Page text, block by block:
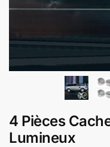
4 Pièces
Lumineux